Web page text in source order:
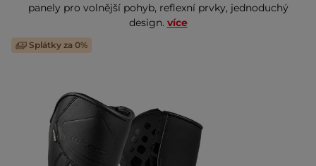
panely pro volnější pohyb, reflexní prvky, jednoduchý
design. více
Splátky za 0%